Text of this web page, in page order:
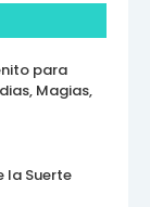
para
Magias,
la Suerte